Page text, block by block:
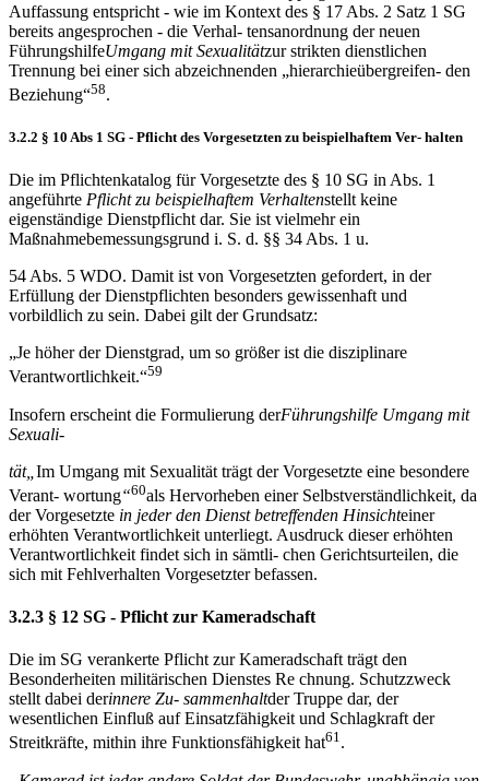
Auffassung entspricht - wie im Kontext des § 17 Abs. 2 Satz 1 SG
bereits angesprochen - die Verhal- tensanordnung der neuen
FührungshilfeUmgang mit Sexualitätzur strikten dienstlichen
Trennung bei einer sich abzeichnenden „hierarchieübergreifen- den
Beziehung“58.
3.2.2 § 10 Abs 1 SG - Pflicht des Vorgesetzten zu beispielhaftem Ver- halten
Die im Pflichtenkatalog für Vorgesetzte des § 10 SG in Abs. 1
angeführte Pflicht zu beispielhaftem Verhaltenstellt keine
eigenständige Dienstpflicht dar. Sie ist vielmehr ein
Maßnahmebemessungsgrund i. S. d. §§ 34 Abs. 1 u.
54 Abs. 5 WDO. Damit ist von Vorgesetzten gefordert, in der
Erfüllung der Dienstpflichten besonders gewissenhaft und
vorbildlich zu sein. Dabei gilt der Grundsatz:
„Je höher der Dienstgrad, um so größer ist die disziplinare
Verantwortlichkeit.“59
Insofern erscheint die Formulierung derFührungshilfe Umgang mit
Sexuali-
tät„ Im Umgang mit Sexualität trägt der Vorgesetzte eine besondere
Verant- wortung“60als Hervorheben einer Selbstverständlichkeit, da
der Vorgesetzte in jeder den Dienst betreffenden Hinsichteiner
erhöhten Verantwortlichkeit unterliegt. Ausdruck dieser erhöhten
Verantwortlichkeit findet sich in sämtli- chen Gerichtsurteilen, die
sich mit Fehlverhalten Vorgesetzter befassen.
3.2.3 § 12 SG - Pflicht zur Kameradschaft
Die im SG verankerte Pflicht zur Kameradschaft trägt den
Besonderheiten militärischen Dienstes Re chnung. Schutzzweck
stellt dabei derinnere Zu- sammenhaltder Truppe dar, der
wesentlichen Einfluß auf Einsatzfähigkeit und Schlagkraft der
Streitkräfte, mithin ihre Funktionsfähigkeit hat61.